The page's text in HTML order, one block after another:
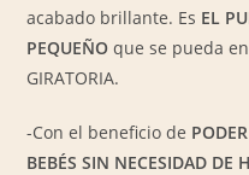
acabado brillante. Es EL
PEQUEÑO que se pueda
GIRATORIA.
-Con el beneficio de
BEBÉS SIN NECESIDAD DE